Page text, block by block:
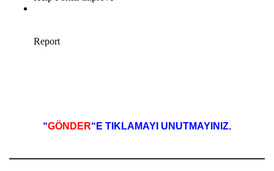
“GÖNDER“E TIKLAMAYI UNUTMAYINIZ.